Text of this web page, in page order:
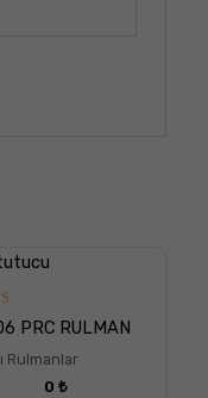
PRC RULMAN
Rulmanlar
0 ₺